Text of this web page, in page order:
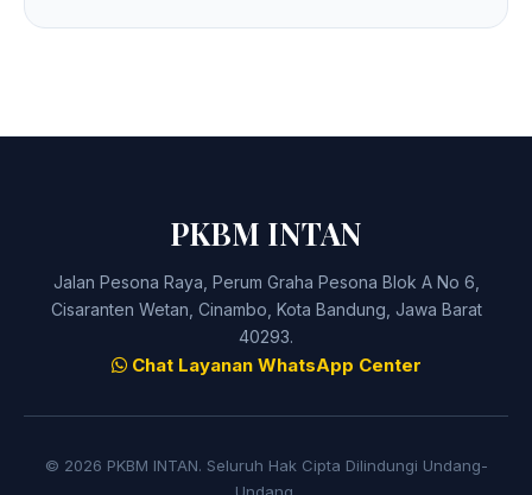
PKBM INTAN
Jalan Pesona Raya, Perum Graha Pesona Blok A No 6,
Cisaranten Wetan, Cinambo, Kota Bandung, Jawa Barat
40293.
Chat Layanan WhatsApp Center
© 2026 PKBM INTAN. Seluruh Hak Cipta Dilindungi Undang-
Undang.